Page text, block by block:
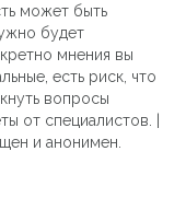
может быть
будет
мнения вы
есть риск, что
вопросы
от специалистов. |
и анонимен.